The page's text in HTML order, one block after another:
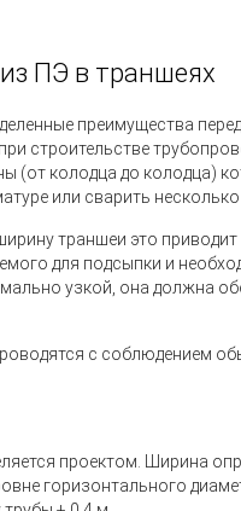
ПЭ в траншеях
преимущества
строительстве
(от колодца до колодца)
или сварить
траншеи это
для подсыпки и
узкой, она должна
с соблюдением
проектом. Ширина
горизонтального